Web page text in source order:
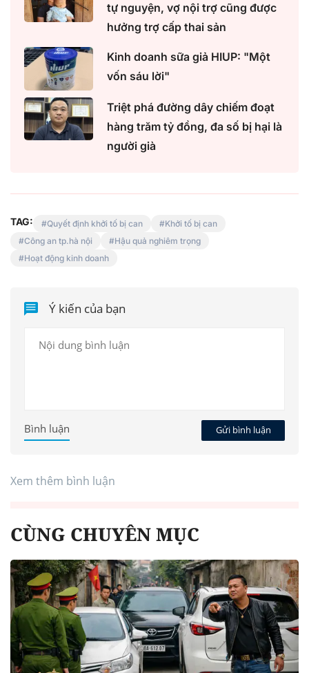
tự nguyện, vợ nội trợ cũng được
hưởng trợ cấp thai sản
Kinh doanh sữa giả HIUP: "Một
vốn sáu lời"
Triệt phá đường dây chiếm đoạt
hàng trăm tỷ đồng, đa số bị hại là
người già
TAG: Quyết định khởi tố bị can
Khởi tố bị can
Công an tp.hà nội
Hậu quả nghiêm trọng
Hoạt động kinh doanh
Ý kiến của bạn
Gửi bình luận
Bình luận
Xem thêm bình luận
CÙNG CHUYÊN MỤC